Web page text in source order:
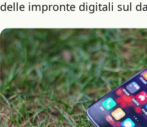
delle impronte digitali sul